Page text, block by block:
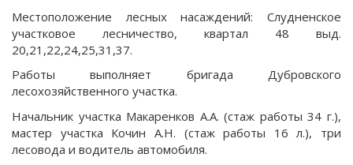
Местоположение лесных насаждений: Слудненское
участковое лесничество, квартал 48 выд.
20,21,22,24,25,31,37.
Работы выполняет бригада Дубровского
лесохозяйственного участка.
Начальник участка Макаренков А.А. (стаж работы 34 г.),
мастер участка Кочин А.Н. (стаж работы 16 л.), три
лесовода и водитель автомобиля.